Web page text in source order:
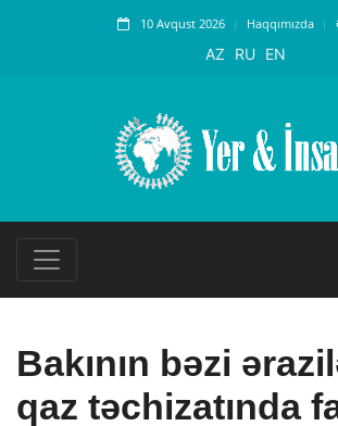
10 Avqust 2026 Haqqımızda
AZ RU EN
Bakının bəzi
qaz təchizatında